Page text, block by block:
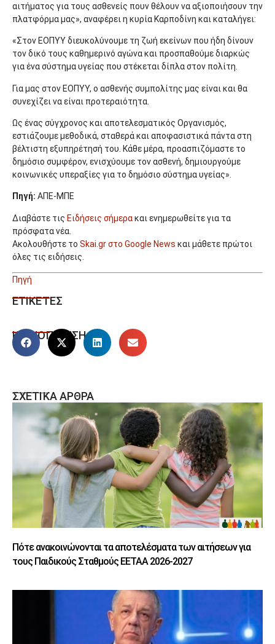
αιτήματος για τους ασθενείς πουν θέλουν να αξιοποιήσουν την
πλατφόρμα μας», αναφέρει η κυρία Καρποδίνη και καταλήγει:
«Στον ΕΟΠΥΥ διευκολύνουμε τη ζωή εκείνων που ήδη δίνουν
τον δικό τους καθημερινό αγώνα και προσπαθούμε διαρκώς
για ένα σύστημα υγείας που στέκεται δίπλα στον πολίτη.
Για μας στον ΕΟΠΥΥ, ο ασθενής συμπολίτης μας είναι και θα
συνεχίζει να είναι προτεραιότητα.
Ως ένας σύγχρονος και αποτελεσματικός Οργανισμός,
εστιάζουμε μεθοδικά, σταθερά και αποφασιστικά πάντα στη
βέλτιστη εξυπηρέτησή του. Κάθε μέρα, προασπιζόμαστε το
δημόσιο συμφέρον, ενισχύουμε τον ασθενή, δημιουργούμε
κοινωνικές υπεραξίες για το δημόσιο σύστημα υγείας».
Πηγή: ΑΠΕ-ΜΠΕ
Διαβάστε τις Ειδήσεις σήμερακαι ενημερωθείτε για τα
πρόσφατα νέα.
Ακολουθήστε το Skai.gr στο Google News και μάθετε πρώτοι
όλες τις ειδήσεις.
Πηγή
ΕΤΙΚΕΤΕΣ
ΚΟΙΝΟΠΟΙΗΣΗ
ΣΧΕΤΙΚΑ ΑΡΘΡΑ
Πότε ανακοινώνονται τα αποτελέσματα των αιτήσεων για
τους Παιδικούς Σταθμούς ΕΕΤΑΑ 2026-2027